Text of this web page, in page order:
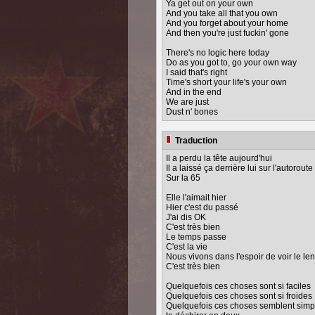
Ya get out on your own
And you take all that you own
And you forget about your home
And then you're just fuckin' gone
There's no logic here today
Do as you got to, go your own way
I said that's right
Time's short your life's your own
And in the end
We are just
Dust n' bones
Traduction
Il a perdu la tête aujourd'hui
Il a laissé ça derrière lui sur l'autoroute
Sur la 65
Elle l'aimait hier
Hier c'est du passé
J'ai dis OK
C'est très bien
Le temps passe
C'est la vie
Nous vivons dans l'espoir de voir le
C'est très bien
Quelquefois ces choses sont si faciles
Quelquefois ces choses sont si froides
Quelquefois ces choses semblent